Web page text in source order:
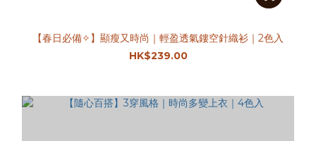
【春日必備✧】顯瘦又時尚｜輕盈透氣鏤空針織衫｜2色入
HK$239.00